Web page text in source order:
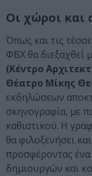
Οι χώροι και
Όπως και τις
ΦΒΧ θα διεξαχθεί
(Κέντρο
Θέατρο Μίκης
εκδηλώσεων
σκηνογραφία, με
καθιστικού. Η
θα φιλοξενήσει
προσφέροντας ένα
δημιουργών και